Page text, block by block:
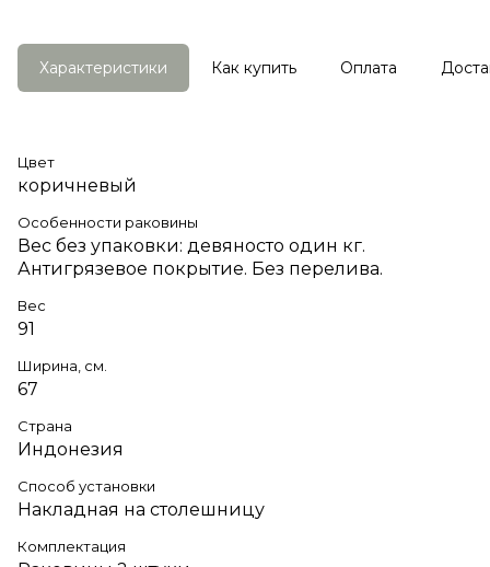
Характеристики Как купить Оплата
Цвет
коричневый
Особенности раковины
Вес без упаковки: девяносто один кг.
Антигрязевое покрытие. Без перелива.
Вес
91
Ширина, см.
67
Страна
Индонезия
Способ установки
Накладная на столешницу
Комплектация